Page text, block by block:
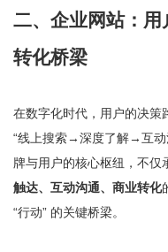
二、企业网站：
转化桥梁
在数字化时代，用户的决策
“线上搜索→深度了解→互动
牌与用户的核心枢纽，不仅
触达、互动沟通、商业转化
“行动” 的关键桥梁。